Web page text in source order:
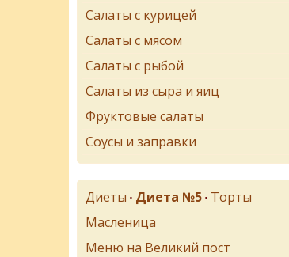
Салаты с курицей
Салаты с мясом
Салаты с рыбой
Салаты из сыра и яиц
Фруктовые салаты
Соусы и заправки
Диеты • Диета №5 • Торты
Масленица
Меню на Великий пост